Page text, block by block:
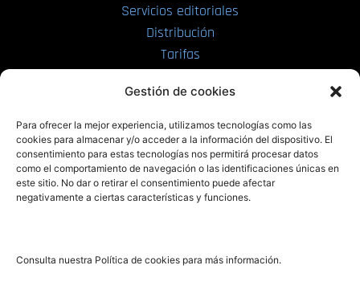
Gestión de cookies
Para ofrecer la mejor experiencia, utilizamos tecnologías como las
cookies para almacenar y/o acceder a la información del dispositivo. El
consentimiento para estas tecnologías nos permitirá procesar datos
como el comportamiento de navegación o las identificaciones únicas en
este sitio. No dar o retirar el consentimiento puede afectar
negativamente a ciertas características y funciones.
Consulta nuestra Política de cookies para más información.
Servicios editoriales
Distribución
Tarifas
PRL | Films
PRL | Play
PRL | LAB
Noticias